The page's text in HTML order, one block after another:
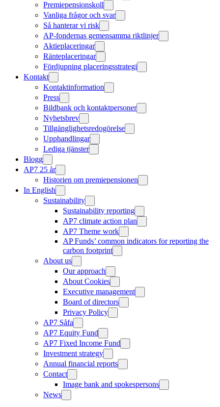
Premiepensionskoll
Vanliga frågor och svar
Så hanterar vi risk
AP-fondernas gemensamma riktlinjer
Aktieplaceringar
Ränteplaceringar
Fördjupning placeringsstrategi
Kontakt
Kontaktinformation
Press
Bildbank och kontaktpersoner
Nyhetsbrev
Tillgänglighetsredogörelse
Upphandlingar
Lediga tjänster
Blogg
AP7 25 år
Historien om premiepensionen
In English
Sustainability
Sustainability reporting
AP7 climate action plan
AP7 Theme work
AP Funds’ common indicators for reporting the
carbon footprint
About us
Our approach
About Cookies
Executive management
Board of directors
Privacy Policy
AP7 Såfa
AP7 Equity Fund
AP7 Fixed Income Fund
Investment strategy
Annual financial reports
Contact
Image bank and spokespersons
News